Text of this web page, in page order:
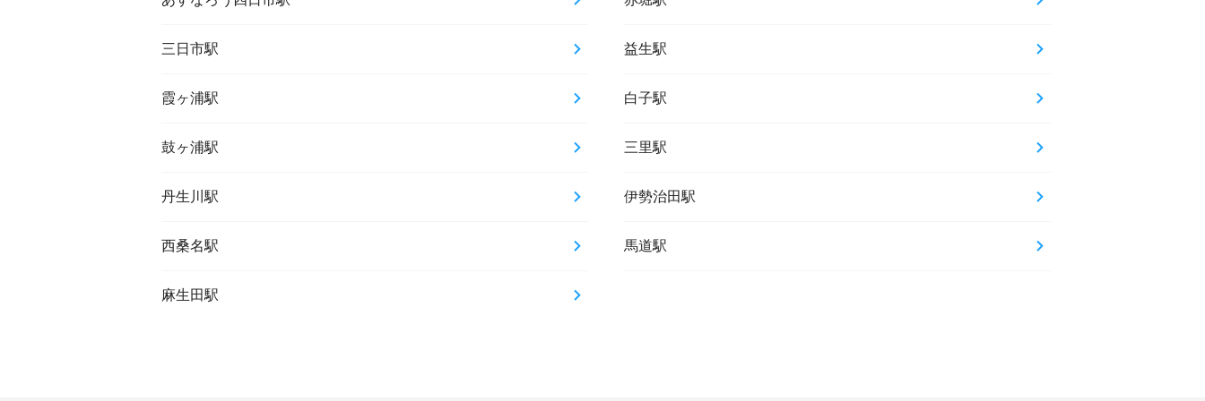
三日市駅 益生駅
霞ヶ浦駅 白子駅
鼓ヶ浦駅 三里駅
丹生川駅 伊勢治田駅
西桑名駅 馬道駅
麻生田駅